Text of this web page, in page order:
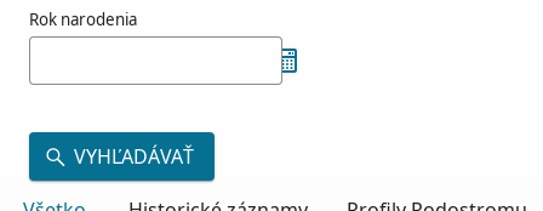
Rok narodenia
VYHĽADÁVAŤ